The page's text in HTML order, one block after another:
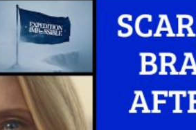
VENDITA